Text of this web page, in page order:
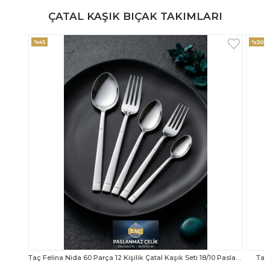
ÇATAL KAŞIK BIÇAK TAKIMLARI
Taç Calista Tivoli 72 Parça 12 Kişilik Çatal Kaşık Bıçak Seti
%30
Taç
%33